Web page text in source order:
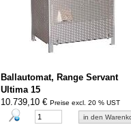
Ballautomat, Range Servant
Ultima 15
10.739,10 € Preise excl. 20 % UST
in den